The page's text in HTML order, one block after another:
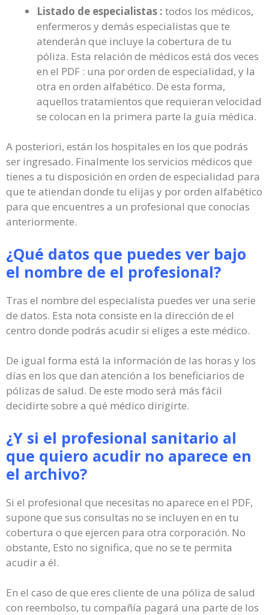
Listado de especialistas : todos los médicos,
enfermeros y demás especialistas que te
atenderán que incluye la cobertura de tu
póliza. Esta relación de médicos está dos veces
en el PDF : una por orden de especialidad, y la
otra en orden alfabético. De esta forma,
aquellos tratamientos que requieran velocidad
se colocan en la primera parte la guía médica.
A posteriori, están los hospitales en los que podrás
ser ingresado. Finalmente los servicios médicos que
tienes a tu disposición en orden de especialidad para
que te atiendan donde tu elijas y por orden alfabético
para que encuentres a un profesional que conocías
anteriormente.
¿Qué datos que puedes ver bajo
el nombre de el profesional?
Tras el nombre del especialista puedes ver una serie
de datos. Esta nota consiste en la dirección de el
centro donde podrás acudir si eliges a este médico.
De igual forma está la información de las horas y los
días en los que dan atención a los beneficiarios de
pólizas de salud. De este modo será más fácil
decidirte sobre a qué médico dirigirte.
¿Y si el profesional sanitario al
que quiero acudir no aparece en
el archivo?
Si el profesional que necesitas no aparece en el PDF,
supone que sus consultas no se incluyen en en tu
cobertura o que ejercen para otra corporación. No
obstante, Esto no significa, que no se te permita
acudir a él.
En el caso de que eres cliente de una póliza de salud
con reembolso, tu compañía pagará una parte de los